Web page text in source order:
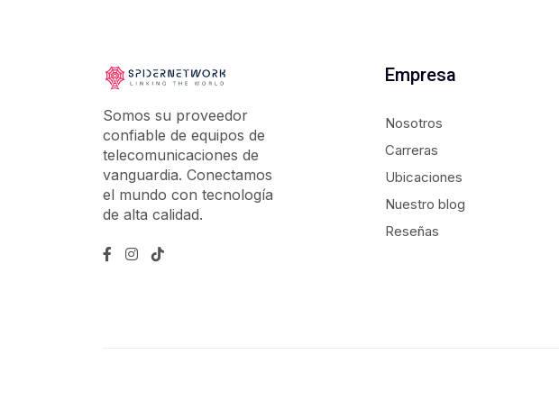
Somos su proveedor
confiable de equipos de
telecomunicaciones de
vanguardia. Conectamos
el mundo con tecnología
de alta calidad.
Empresa
Nosotros
Carreras
Ubicaciones
Nuestro blog
Reseñas